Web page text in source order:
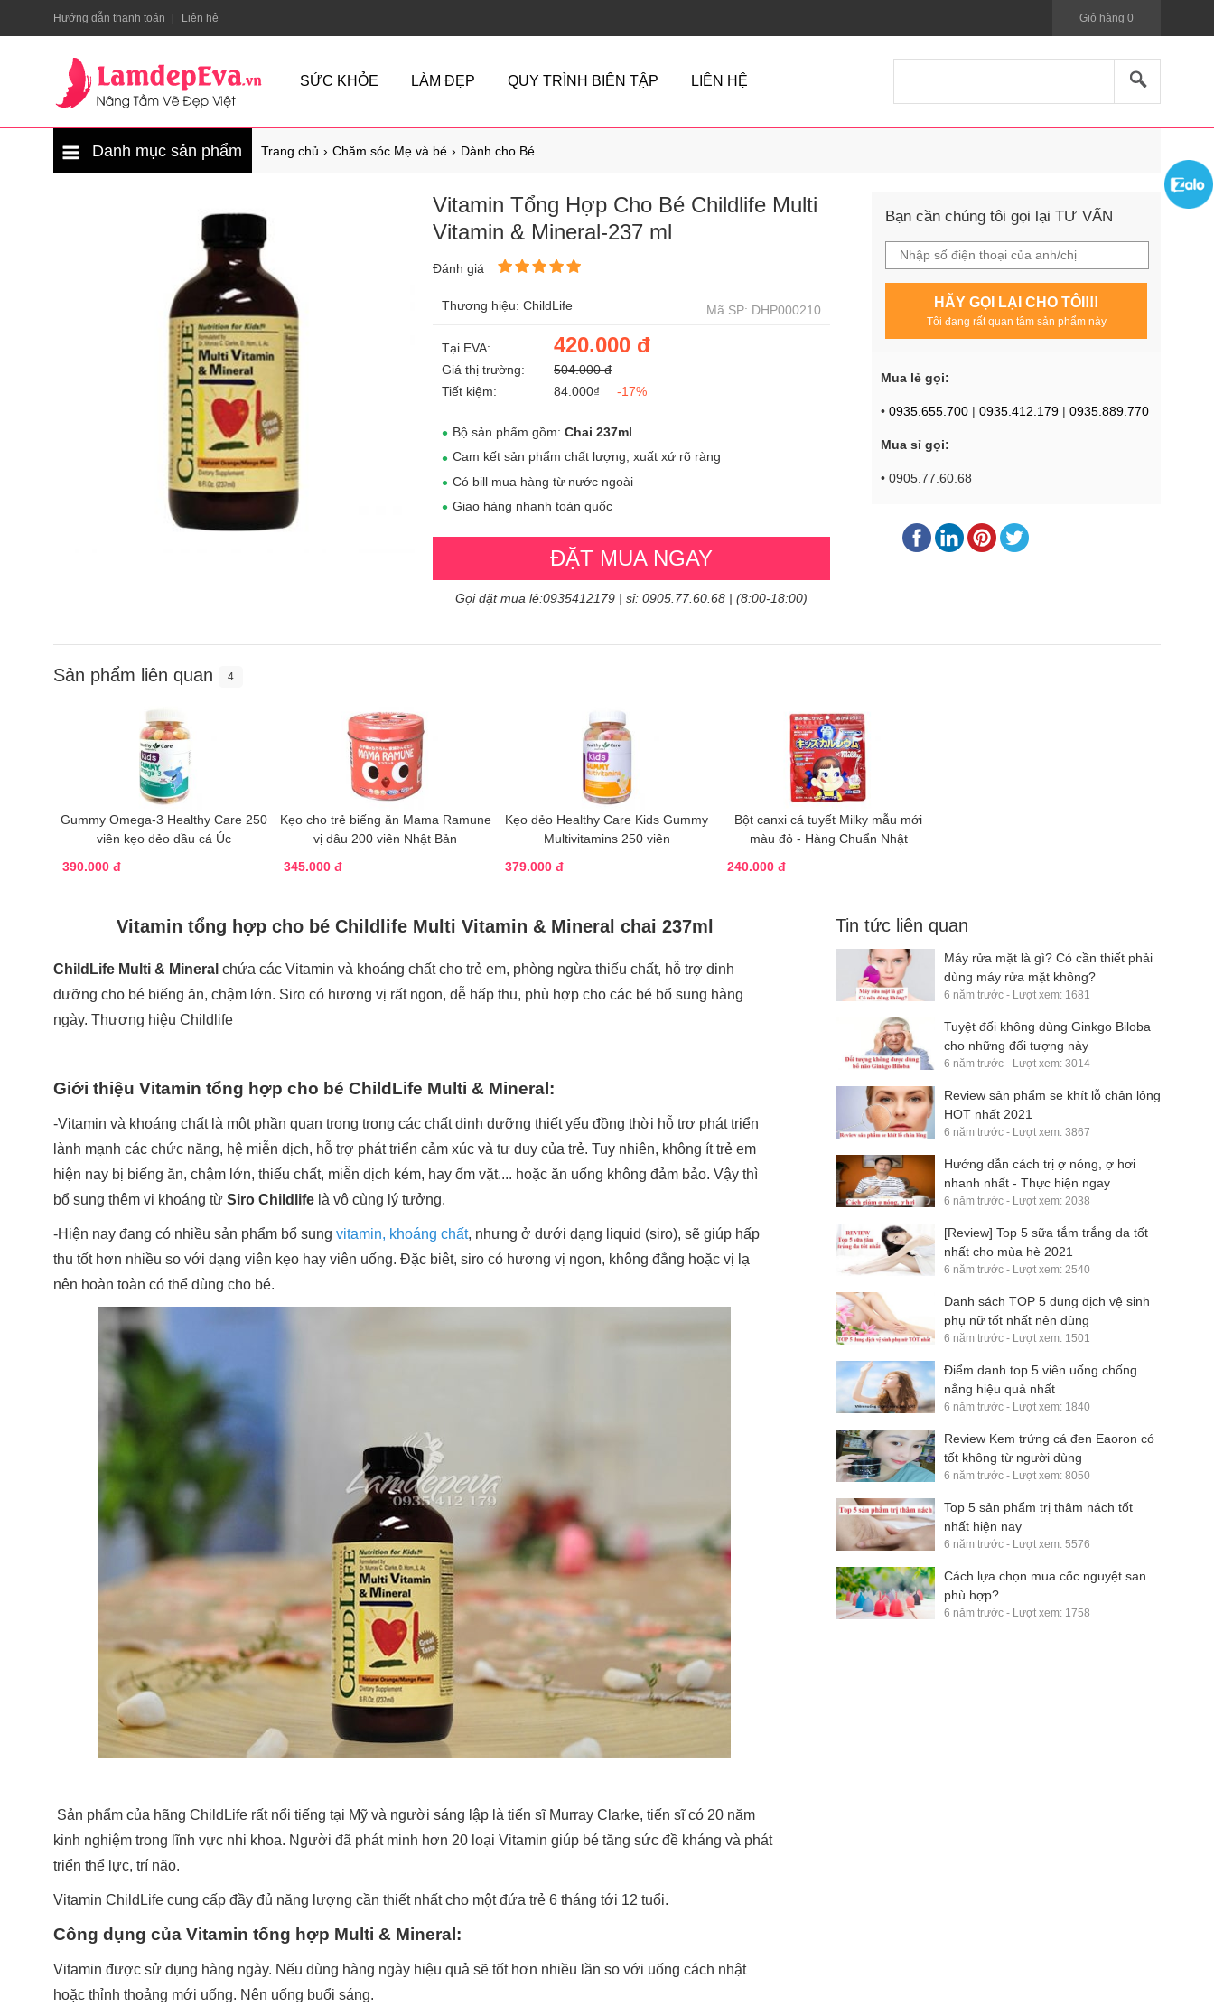
Hướng dẫn thanh toán Liên hệ Giỏ hàng 0
SỨC KHỎE LÀM ĐẸP QUY TRÌNH BIÊN TẬP LIÊN HỆ
Danh mục sản phẩm Trang chủ Chăm sóc Mẹ và bé Dành cho Bé
Vitamin Tổng Hợp Cho Bé Childlife Multi
Vitamin & Mineral-237 ml
Đánh giá
Thương hiệu: ChildLife Mã SP: DHP000210
Tại EVA: 420.000 đ
Giá thị trường:
504.000 đ
Tiết kiệm:
84.000₫ -17%
Bộ sản phẩm gồm: Chai 237ml
Cam kết sản phẩm chất lượng, xuất xứ rõ ràng
Có bill mua hàng từ nước ngoài
Giao hàng nhanh toàn quốc
ĐẶT MUA NGAY
Gọi đặt mua lẻ:0935412179 | sỉ: 0905.77.60.68 | (8:00-18:00)
Bạn cần chúng tôi gọi lại TƯ VẤN
HÃY GỌI LẠI CHO TÔI!!!
Tôi đang rất quan tâm sản phẩm này
Mua lẻ gọi:
• 0935.655.700 | 0935.412.179 | 0935.889.770
Mua sỉ gọi:
• 0905.77.60.68
Sản phẩm liên quan 4
Gummy Omega-3 Healthy Care 250
viên kẹo dẻo dầu cá Úc
390.000 đ
Kẹo cho trẻ biếng ăn Mama Ramune
vị dâu 200 viên Nhật Bản
345.000 đ
Kẹo dẻo Healthy Care Kids Gummy
Multivitamins 250 viên
379.000 đ
Bột canxi cá tuyết Milky mẫu mới
màu đỏ - Hàng Chuẩn Nhật
240.000 đ
Vitamin tổng hợp cho bé Childlife Multi Vitamin & Mineral chai 237ml
ChildLife Multi & Mineral chứa các Vitamin và khoáng chất cho trẻ em, phòng ngừa thiếu chất, hỗ trợ dinh
dưỡng cho bé biếng ăn, chậm lớn. Siro có hương vị rất ngon, dễ hấp thu, phù hợp cho các bé bổ sung hàng
ngày. Thương hiệu Childlife
Giới thiệu Vitamin tổng hợp cho bé ChildLife Multi & Mineral :
-Vitamin và khoáng chất là một phần quan trọng trong các chất dinh dưỡng thiết yếu đồng thời hỗ trợ phát triển
lành mạnh các chức năng, hệ miễn dịch, hỗ trợ phát triển cảm xúc và tư duy của trẻ. Tuy nhiên, không ít trẻ em
hiện nay bị biếng ăn, chậm lớn, thiếu chất, miễn dịch kém, hay ốm vặt.... hoặc ăn uống không đảm bảo. Vậy thì
bổ sung thêm vi khoáng từ Siro Childlife là vô cùng lý tưởng.
-Hiện nay đang có nhiều sản phẩm bổ sung vitamin, khoáng chất, nhưng ở dưới dạng liquid (siro), sẽ giúp hấp
thu tốt hơn nhiều so với dạng viên kẹo hay viên uống. Đặc biêt, siro có hương vị ngon, không đắng hoặc vị lạ
nên hoàn toàn có thể dùng cho bé.
Sản phẩm của hãng ChildLife rất nổi tiếng tại Mỹ và người sáng lập là tiến sĩ Murray Clarke, tiến sĩ có 20 năm
kinh nghiệm trong lĩnh vực nhi khoa. Người đã phát minh hơn 20 loại Vitamin giúp bé tăng sức đề kháng và phát
triển thể lực, trí não.
Vitamin ChildLife cung cấp đầy đủ năng lượng cần thiết nhất cho một đứa trẻ 6 tháng tới 12 tuổi.
Công dụng của Vitamin tổng hợp Multi & Mineral:
Vitamin được sử dụng hàng ngày. Nếu dùng hàng ngày hiệu quả sẽ tốt hơn nhiều lần so với uống cách nhật
hoặc thỉnh thoảng mới uống. Nên uống buổi sáng.
Tin tức liên quan
Máy rửa mặt là gì? Có cần thiết phải
dùng máy rửa mặt không?
6 năm trước - Lượt xem: 1681
Tuyệt đối không dùng Ginkgo Biloba
cho những đối tượng này
6 năm trước - Lượt xem: 3014
Review sản phẩm se khít lỗ chân lông
HOT nhất 2021
6 năm trước - Lượt xem: 3867
Hướng dẫn cách trị ợ nóng, ợ hơi
nhanh nhất - Thực hiện ngay
6 năm trước - Lượt xem: 2038
[Review] Top 5 sữa tắm trắng da tốt
nhất cho mùa hè 2021
6 năm trước - Lượt xem: 2540
Danh sách TOP 5 dung dịch vệ sinh
phụ nữ tốt nhất nên dùng
6 năm trước - Lượt xem: 1501
Điểm danh top 5 viên uống chống
nắng hiệu quả nhất
6 năm trước - Lượt xem: 1840
Review Kem trứng cá đen Eaoron có
tốt không từ người dùng
6 năm trước - Lượt xem: 8050
Top 5 sản phẩm trị thâm nách tốt
nhất hiện nay
6 năm trước - Lượt xem: 5576
Cách lựa chọn mua cốc nguyệt san
phù hợp?
6 năm trước - Lượt xem: 1758